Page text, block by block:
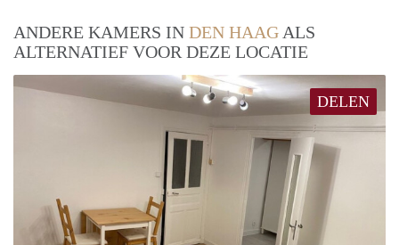
ANDERE KAMERS IN DEN HAAG ALS
ALTERNATIEF VOOR DEZE LOCATIE
DELEN